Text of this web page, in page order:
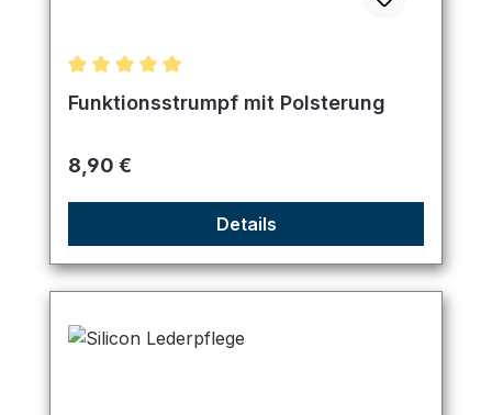
Durchschnittliche Bewertung von 5 von 5 Sternen
Funktionsstrumpf mit Polsterung
Regulärer Preis:
8,90 €
Details